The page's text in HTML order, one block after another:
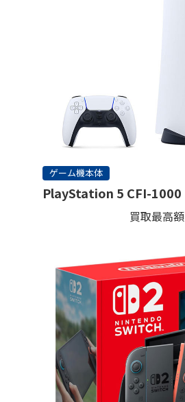
ゲーム機本体
PlayStation 5 CFI-1000
買取最高額